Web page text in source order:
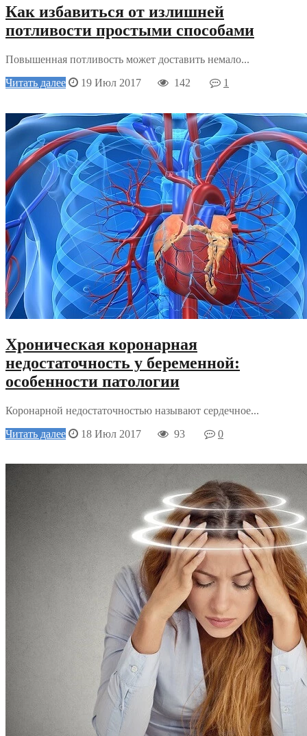
Как избавиться от излишней
потливости простыми способами
Повышенная потливость может доставить немало...
Читать далее
19 Июл 2017 142 1
Хроническая коронарная
недостаточность у беременной:
особенности патологии
Коронарной недостаточностью называют сердечное...
Читать далее
18 Июл 2017 93 0